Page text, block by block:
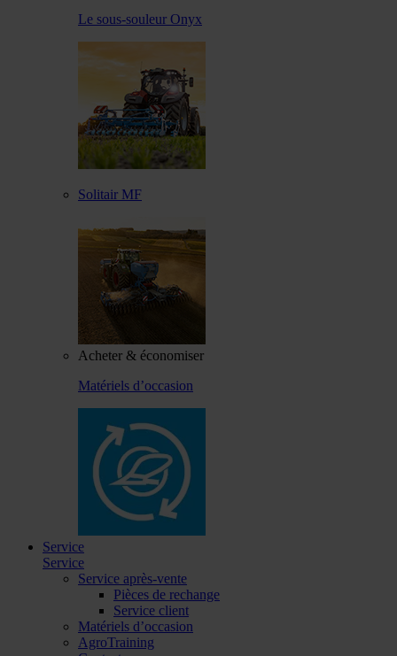
Le sous-souleur Onyx
Solitair MF
Acheter & économiser
Matériels d’occasion
Service
Service
Service après-vente
Pièces de rechange
Service client
Matériels d’occasion
AgroTraining